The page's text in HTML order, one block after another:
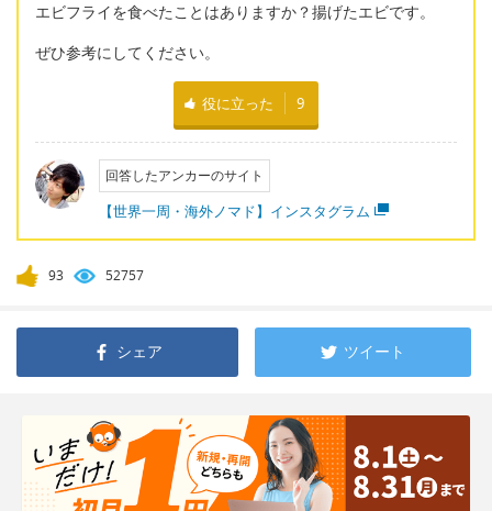
エビフライを食べたことはありますか？揚げたエビです。
ぜひ参考にしてください。
役に立った 9
回答したアンカーのサイト
【世界一周・海外ノマド】インスタグラム
93 52757
シェア ツイート